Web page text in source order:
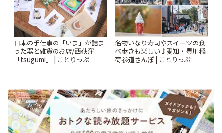
日本の手仕事の「いま」が詰ま
った器と雑貨のお店/西荻窪
「tsugumi」 | ことりっぷ
名物いなり寿司やスイーツの食
べ歩きも楽しい♪愛知・豊川稲
荷参道さんぽ | ことりっぷ